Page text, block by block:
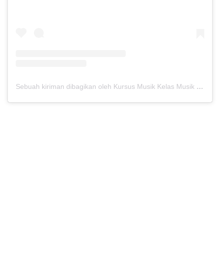
Sebuah kiriman dibagikan oleh Kursus Musik Kelas Musik (@kelasmusik)